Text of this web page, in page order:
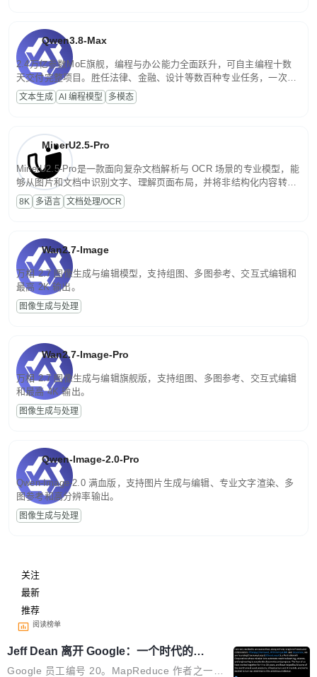
Qwen3.8-Max
2.4万亿参数MoE旗舰，编程与办公能力全面跃升，可自主编程十数
天交付完整项目。胜任法律、金融、设计等数百种专业任务，一次对
话端到端交付生产级成果。原生视觉理解贯穿规划、执行与验证全流
程，支持超长文档与长视频的深度语义解析。长程任务中自主规划与
文本生成 AI 编程模型 多模态
MinerU2.5-Pro
MinerU2.5-Pro是一款面向复杂文档解析与 OCR 场景的专业模型，能
够从图片和文档中识别文字、理解页面布局，并将非结构化内容转换
为便于存储、检索和二次处理的结构化结果。
8K 多语言 文档处理/OCR
Wan2.7-Image
万相 2.7 图像生成与编辑模型，支持组图、多图参考、交互式编辑和
最高 2K 输出。
图像生成与处理
Wan2.7-Image-Pro
万相 2.7 图像生成与编辑旗舰版，支持组图、多图参考、交互式编辑
和最高 4K 输出。
图像生成与处理
Qwen-Image-2.0-Pro
Qwen-Image-2.0 满血版，支持图片生成与编辑、专业文字渲染、多
图参考和高分辨率输出。
图像生成与处理
关注
最新
推荐
阅读榜单
Jeff Dean 离开 Google：一个时代的结
束，一个实验室的开始
Google 员工编号 20。MapReduce 作者之一。